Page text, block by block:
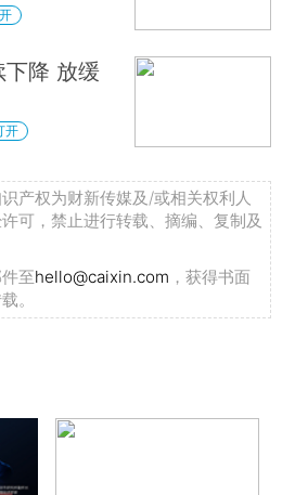
下降 放缓
开
产权为财新传媒及/或相关权利人
可，禁止进行转载、摘编、复制及
至hello@caixin.com ，获得书面
。